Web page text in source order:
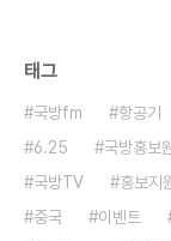
태그
국방fm 항공기
6.25
국방홍보
국방TV
홍보지
중국
이벤트